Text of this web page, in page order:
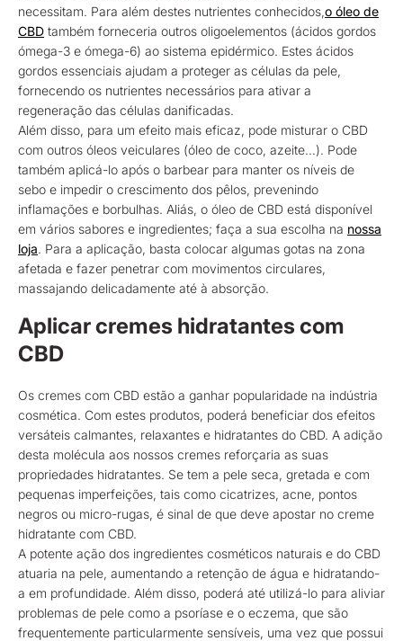
necessitam. Para além destes nutrientes conhecidos,o óleo de
CBD também forneceria outros oligoelementos (ácidos gordos
ómega-3 e ómega-6) ao sistema epidérmico. Estes ácidos
gordos essenciais ajudam a proteger as células da pele,
fornecendo os nutrientes necessários para ativar a
regeneração das células danificadas.
Além disso, para um efeito mais eficaz, pode misturar o CBD
com outros óleos veiculares (óleo de coco, azeite…). Pode
também aplicá-lo após o barbear para manter os níveis de
sebo e impedir o crescimento dos pêlos, prevenindo
inflamações e borbulhas. Aliás, o óleo de CBD está disponível
em vários sabores e ingredientes; faça a sua escolha na nossa
loja. Para a aplicação, basta colocar algumas gotas na zona
afetada e fazer penetrar com movimentos circulares,
massajando delicadamente até à absorção.
Aplicar cremes hidratantes com
CBD
Os cremes com CBD estão a ganhar popularidade na indústria
cosmética. Com estes produtos, poderá beneficiar dos efeitos
versáteis calmantes, relaxantes e hidratantes do CBD. A adição
desta molécula aos nossos cremes reforçaria as suas
propriedades hidratantes. Se tem a pele seca, gretada e com
pequenas imperfeições, tais como cicatrizes, acne, pontos
negros ou micro-rugas, é sinal de que deve apostar no creme
hidratante com CBD.
A potente ação dos ingredientes cosméticos naturais e do CBD
atuaria na pele, aumentando a retenção de água e hidratando-
a em profundidade. Além disso, poderá até utilizá-lo para aliviar
problemas de pele como a psoríase e o eczema, que são
frequentemente particularmente sensíveis, uma vez que possui